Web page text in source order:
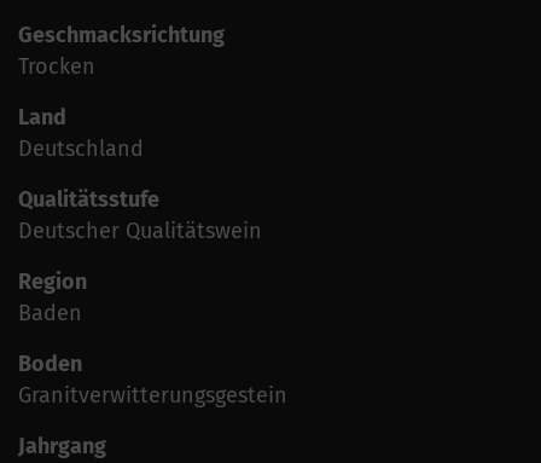
Geschmacksrichtung
Trocken
Land
Deutschland
Qualitätsstufe
Deutscher Qualitätswein
Region
Baden
Boden
Granitverwitterungsgestein
Jahrgang